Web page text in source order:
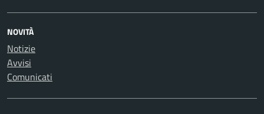
NOVITÀ
Notizie
Avvisi
Comunicati